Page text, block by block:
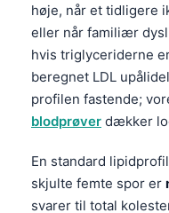
høje, når et tidligere
eller når familiær
hvis triglyceriderne
beregnet LDL
profilen fastende;
blodprøver dækker
En standard
skjulte femte spor er
svarer til total